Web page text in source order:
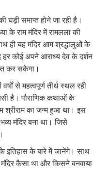
घड़ी समाप्त होने जा रही है।
के राम मंदिर में रामलला की
ही यह मंदिर आम श्रद्धालुओं के
हर कोई अपने आराध्य देव के दर्शन
कर सकेगा।
से महत्वपूर्ण तीर्थ स्थल रही
है। पौराणिक कथाओं के
श्रीराम का जन्म हुआ था। इस
मंदिर बना था। जिसे
इतिहास के बारे में जानेंगे। साथ
कैसा था और किसने बनवाया